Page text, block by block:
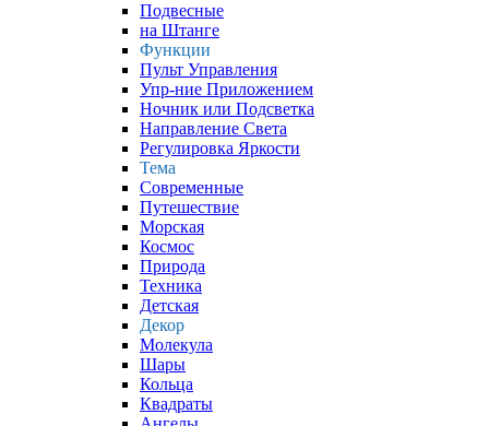
Подвесные
на Штанге
Функции
Пульт Управления
Упр-ние Приложением
Ночник или Подсветка
Направление Света
Регулировка Яркости
Тема
Современные
Путешествие
Морская
Космос
Природа
Техника
Детская
Декор
Молекула
Шары
Кольца
Квадраты